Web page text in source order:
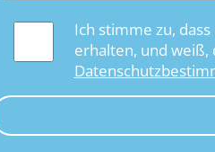
Ich stimme zu,
erhalten, und weiß,